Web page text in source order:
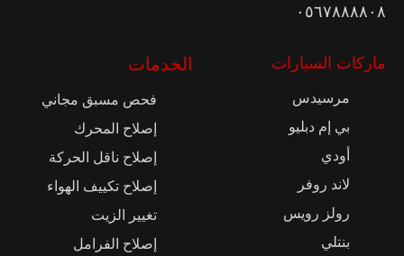
٠٥٦٧٨٨٨٨٠٨
ماركات السيارات
مرسيدس
بي إم دبليو
أودي
لاند روفر
رولز رويس
بنتلي
الخدمات
فحص مسبق مجاني
إصلاح المحرك
إصلاح ناقل الحركة
إصلاح تكييف الهواء
تغيير الزيت
إصلاح الفرامل